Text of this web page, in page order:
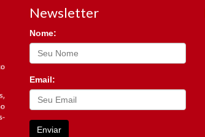
Newsletter
Nome:
Email:
Enviar